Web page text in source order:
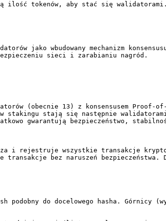
ilość tokenów, aby stać się
jako wbudowany mechanizm
sieci i zarabianiu nagród.
(obecnie 13) z konsensusem
stakingu stają się następnie
gwarantują bezpieczeństwo,
i rejestruje wszystkie transakcje
transakcje bez naruszeń
do docelowego hasha. Górnicy